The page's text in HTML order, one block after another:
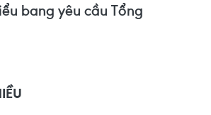
bang yêu cầu Tổng